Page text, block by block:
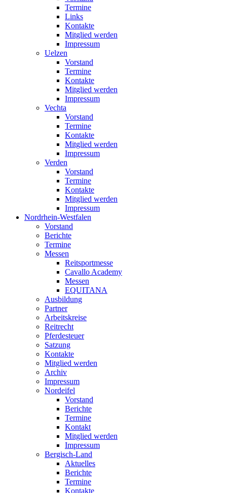
Termine
Links
Kontakte
Mitglied werden
Impressum
Uelzen
Vorstand
Termine
Kontakte
Mitglied werden
Impressum
Vechta
Vorstand
Termine
Kontakte
Mitglied werden
Impressum
Verden
Vorstand
Termine
Kontakte
Mitglied werden
Impressum
Nordrhein-Westfalen
Vorstand
Berichte
Termine
Messen
Reitsportmesse
Cavallo Academy
Messen
EQUITANA
Ausbildung
Partner
Arbeitskreise
Reitrecht
Pferdesteuer
Satzung
Kontakte
Mitglied werden
Archiv
Impressum
Nordeifel
Vorstand
Berichte
Termine
Kontakt
Mitglied werden
Impressum
Bergisch-Land
Aktuelles
Berichte
Termine
Kontakte